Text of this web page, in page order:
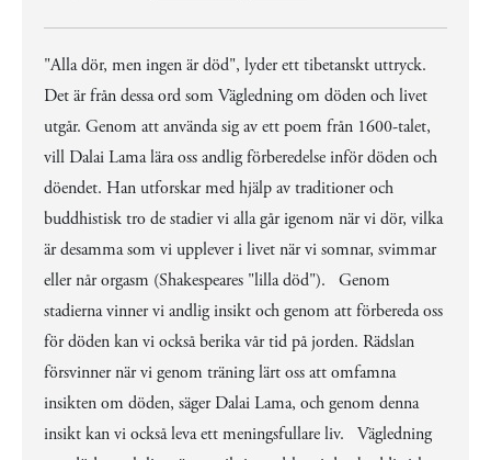
"Alla dör, men ingen är död", lyder ett tibetanskt uttryck.
Det är från dessa ord som Vägledning om döden och livet
utgår. Genom att använda sig av ett poem från 1600-talet,
vill Dalai Lama lära oss andlig förberedelse inför döden och
döendet. Han utforskar med hjälp av traditioner och
buddhistisk tro de stadier vi alla går igenom när vi dör, vilka
är desamma som vi upplever i livet när vi somnar, svimmar
eller når orgasm (Shakespeares "lilla död"). Genom
stadierna vinner vi andlig insikt och genom att förbereda oss
för döden kan vi också berika vår tid på jorden. Rädslan
försvinner när vi genom träning lärt oss att omfamna
insikten om döden, säger Dalai Lama, och genom denna
insikt kan vi också leva ett meningsfullare liv. Vägledning